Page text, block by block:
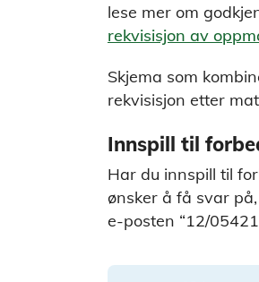
lese mer om
rekvisisjon av
Skjema som
rekvisisjon etter
Innspill til
Har du innspill til
ønsker å få svar
e-posten “12/